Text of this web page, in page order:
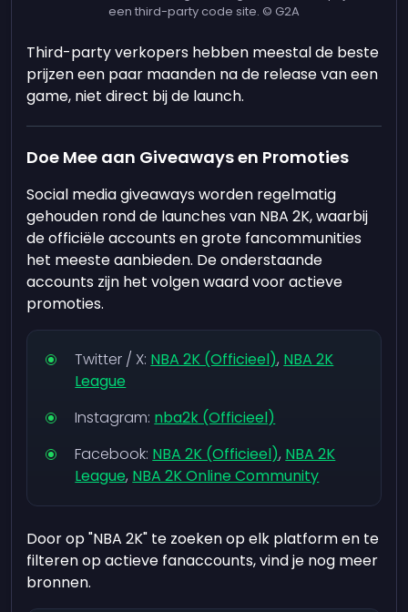
een third-party code site. © G2A
Third-party verkopers hebben meestal de beste
prijzen een paar maanden na de release van een
game, niet direct bij de launch.
Doe Mee aan Giveaways en Promoties
Social media giveaways worden regelmatig
gehouden rond de launches van NBA 2K, waarbij
de officiële accounts en grote fancommunities
het meeste aanbieden. De onderstaande
accounts zijn het volgen waard voor actieve
promoties.
Twitter / X: NBA 2K (Officieel), NBA 2K
League
Instagram: nba2k (Officieel)
Facebook: NBA 2K (Officieel), NBA 2K
League, NBA 2K Online Community
Door op "NBA 2K" te zoeken op elk platform en te
filteren op actieve fanaccounts, vind je nog meer
bronnen.